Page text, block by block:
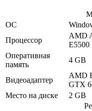
ОС
Процессор
AMD
E5500
Оперативная
память
4 GB
Видеоадаптер
AMD
GTX
Место на диске
2 GB